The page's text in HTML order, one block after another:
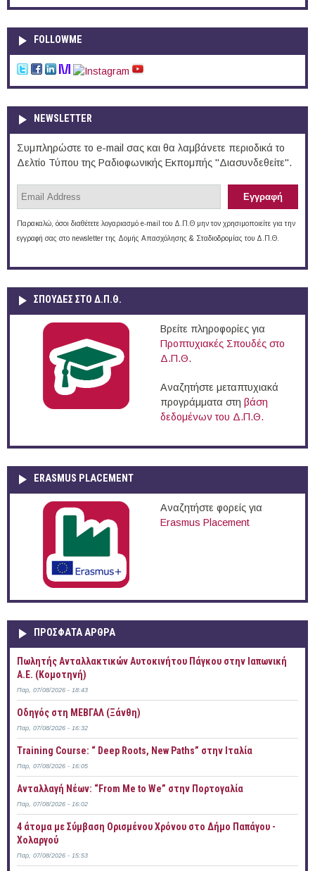
FOLLOWME
NEWSLETTER
Συμπληρώστε το e-mail σας και θα λαμβάνετε περιοδικά το
Δελτίο Τύπου της Ραδιοφωνικής Εκπομπής "Διασυνδεθείτε".
Παρακαλώ, όσοι διαθέτετε λογαριασμό e-mail του Δ.Π.Θ μην τον χρησιμοποιείτε για την
εγγραφή σας στο newsletter της Δομής Απασχόλησης & Σταδιοδρομίας του Δ.Π.Θ.
ΣΠΟΥΔΈΣ ΣΤΟ Δ.Π.Θ.
Βρείτε πληροφορίες για
Προπτυχιακές Σπουδές στο
Δ.Π.Θ.
Αναζητήστε μεταπτυχιακά
προγράμματα στη βάση
δεδομένων του Δ.Π.Θ.
ERASMUS PLACEMENT
Αναζητήστε φορείς για
Erasmus Placement
ΠΡOΣΦΑΤΑ AΡΘΡΑ
Πωλητής Ανταλλακτικών Αυτοκινήτου Πάγκου στην Ιαπωνική
Α.Ε. (Κομοτηνή)
Παρ, 07/08/2026 - 18:43
Οδηγός στη ΜΕΒΓΑΛ (Ξάνθη)
Παρ, 07/08/2026 - 16:32
Training Course: “ Deep Roots, New Paths” στην Ιταλία
Παρ, 07/08/2026 - 16:05
Ανταλλαγή Νέων: “From Me to We” στην Πορτογαλία
Παρ, 07/08/2026 - 16:02
4 άτομα με Σύμβαση Ορισμένου Χρόνου στο Δήμο Παπάγου -
Χολαργού
Παρ, 07/08/2026 - 15:53